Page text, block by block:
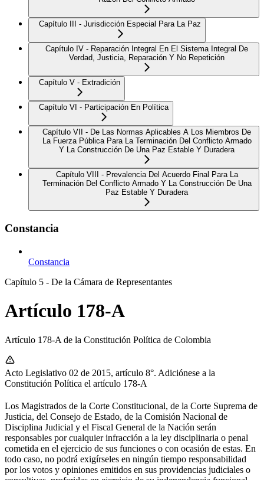
Capítulo III - Jurisdicción Especial Para La Paz
Capítulo IV - Reparación Integral En El Sistema Integral De
Verdad, Justicia, Reparación Y No Repetición
Capítulo V - Extradición
Capítulo VI - Participación En Política
Capítulo VII - De Las Normas Aplicables A Los Miembros De
La Fuerza Pública Para La Terminación Del Conflicto Armado
Y La Construcción De Una Paz Estable Y Duradera
Capítulo VIII - Prevalencia Del Acuerdo Final Para La
Terminación Del Conflicto Armado Y La Construcción De Una
Paz Estable Y Duradera
Constancia
Constancia
Capítulo 5 - De la Cámara de Representantes
Artículo 178-A
Artículo 178-A de la Constitución Política de Colombia
Acto Legislativo 02 de 2015, artículo 8°. Adiciónese a la
Constitución Política el artículo 178-A
Los Magistrados de la Corte Constitucional, de la Corte Suprema de
Justicia, del Consejo de Estado, de la Comisión Nacional de
Disciplina Judicial y el Fiscal General de la Nación serán
responsables por cualquier infracción a la ley disciplinaria o penal
cometida en el ejercicio de sus funciones o con ocasión de estas. En
todo caso, no podrá exigírseles en ningún tiempo responsabilidad
por los votos y opiniones emitidos en sus providencias judiciales o